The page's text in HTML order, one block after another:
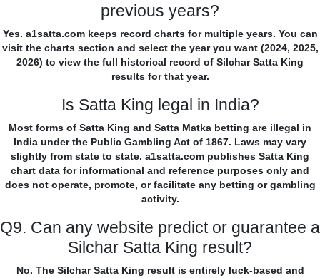
previous years?
Yes. a1satta.com keeps record charts for multiple years. You can
visit the charts section and select the year you want (2024, 2025,
2026) to view the full historical record of Silchar Satta King
results for that year.
Is Satta King legal in India?
Most forms of Satta King and Satta Matka betting are illegal in
India under the Public Gambling Act of 1867. Laws may vary
slightly from state to state. a1satta.com publishes Satta King
chart data for informational and reference purposes only and
does not operate, promote, or facilitate any betting or gambling
activity.
Q9. Can any website predict or guarantee a
Silchar Satta King result?
No. The Silchar Satta King result is entirely luck-based and